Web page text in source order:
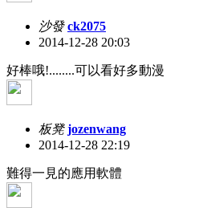
沙發 ck2075
2014-12-28 20:03
好棒哦!........可以看好多動漫
板凳 jozenwang
2014-12-28 22:19
難得一見的應用軟體